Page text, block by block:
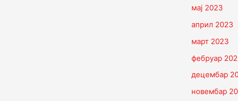
мај 2023
април 2023
март 2023
фебруар
децембар
новембар